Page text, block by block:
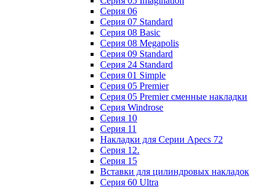
Cерия 06
Cерия 07 Standard
Cерия 08 Basic
Cерия 08 Megapolis
Cерия 09 Standard
Cерия 24 Standard
Серия 01 Simple
Серия 05 Premier
Серия 05 Premier сменные накладки
Cерия Windrose
Серия 10
Серия 11
Накладки для Серии Apecs 72
Серия 12.
Серия 15
Вставки для цилиндровых накладок
Серия 60 Ultra